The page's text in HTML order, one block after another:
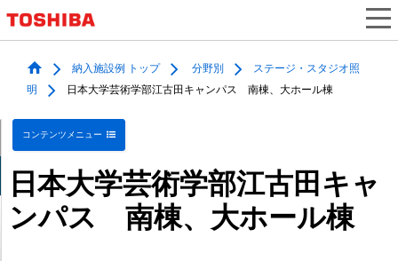
納入施設例 トップ 分野別
ステージ・スタジオ照
明
日本大学芸術学部江古田キャンパス 南棟、大ホール棟
コンテンツメニュー
日本大学芸術学部江古田キャ
ンパス 南棟、大ホール棟